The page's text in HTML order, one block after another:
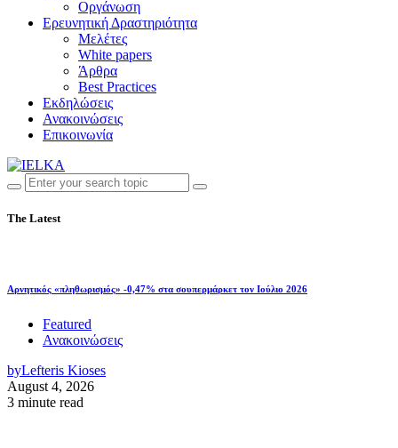
Οργάνωση
Ερευνητική Δραστηριότητα
Μελέτες
White papers
Άρθρα
Best Practices
Εκδηλώσεις
Ανακοινώσεις
Επικοινωνία
The Latest
Αρνητικός «πληθωρισμός» -0,47% στα σουπερμάρκετ τον Ιούλιο 2026
Featured
Ανακοινώσεις
byLefteris Kioses
August 4, 2026
3 minute read